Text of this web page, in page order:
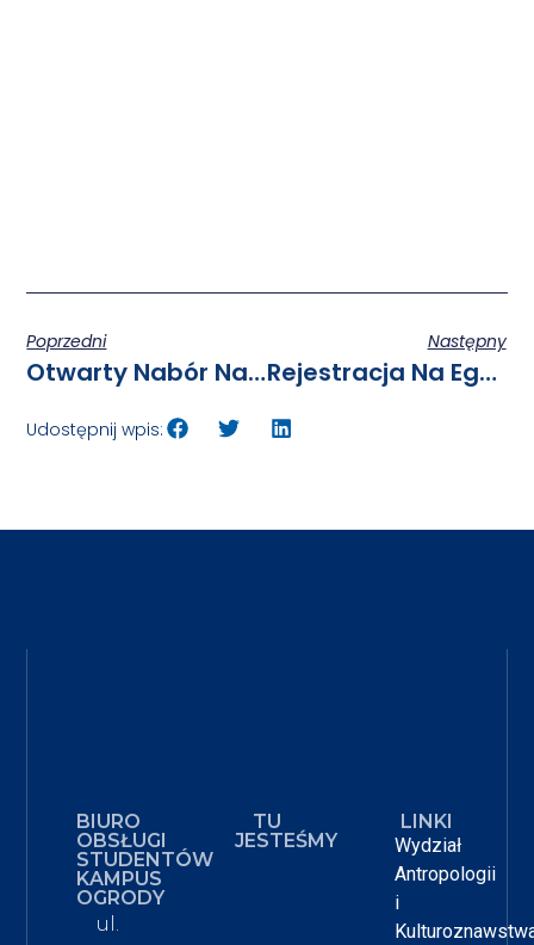
Poprzedni
Otwarty Nabór Na Projekty Dt. Wsparcia Studentek I Studentów W Zakresie Podniesienia Ich Kompetencji
Następny
Rejestracja Na Egzamin Certyfikacyjny Na Poziomie B2 Z Języka Obcego
Udostępnij wpis:
BIURO
OBSŁUGI
STUDENTÓW
KAMPUS
OGRODY
ul.
TU
JESTEŚMY
LINKI
Wydział
Antropologii
i